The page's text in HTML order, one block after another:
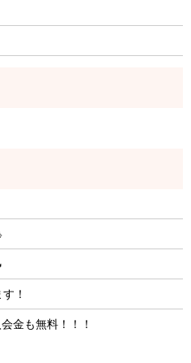
！
金も無料！！！